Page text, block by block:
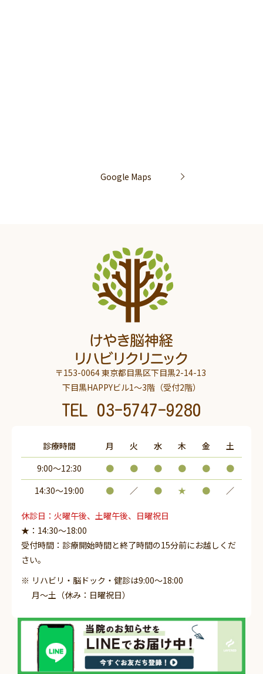
Google Maps
〒153-0064 東京都目黒区下目黒2-14-13
下目黒HAPPYビル1～3階（受付2階）
TEL 03-5747-9280
診療時間 月 火 水 木 金
土
9:00～12:30
● ● ● ● ●
●
14:30〜19:00
● ／ ● ★ ● ／
休診日：火曜午後、土曜午後、日曜祝日
★：14:30～18:00
受付時間：診療開始時間と終了時間の15分前にお越しくだ
さい。
リハビリ・脳ドック・健診は9:00～18:00
月～土（休み：日曜祝日）